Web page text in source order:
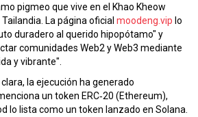
pigmeo que vive en el Khao Kheow
La página oficial moodeng.vip lo
duradero al querido hipopótamo" y
comunidades Web2 y Web3 mediante
y vibrante".
la ejecución ha generado
un token ERC‑20 (Ethereum),
lo lista como un token lanzado en Solana.